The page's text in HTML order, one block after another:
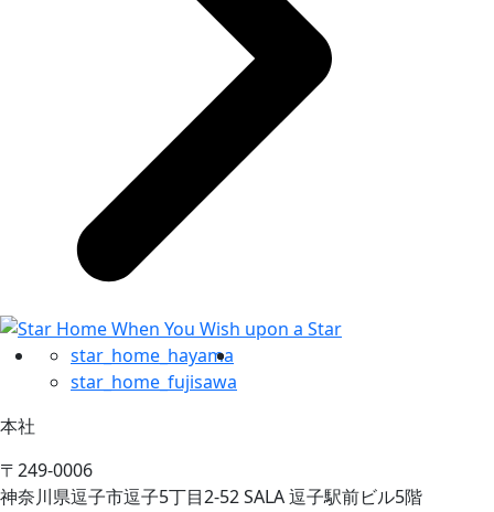
star_home_hayama
star_home_fujisawa
本社
〒249-0006
神奈川県逗子市逗子5丁目2-52 SALA 逗子駅前ビル5階